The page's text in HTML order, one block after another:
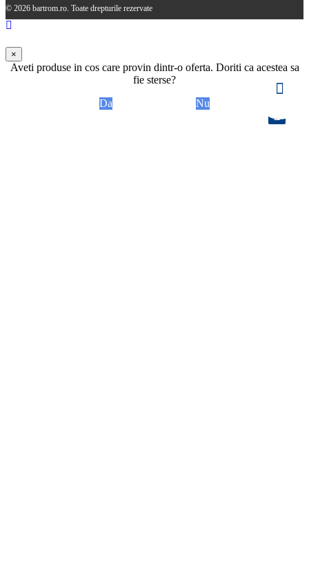
© 2026 bartrom.ro. Toate drepturile rezervate
×
Aveti produse in cos care provin dintr-o oferta. Doriti ca acestea sa
fie sterse?
Da
Nu